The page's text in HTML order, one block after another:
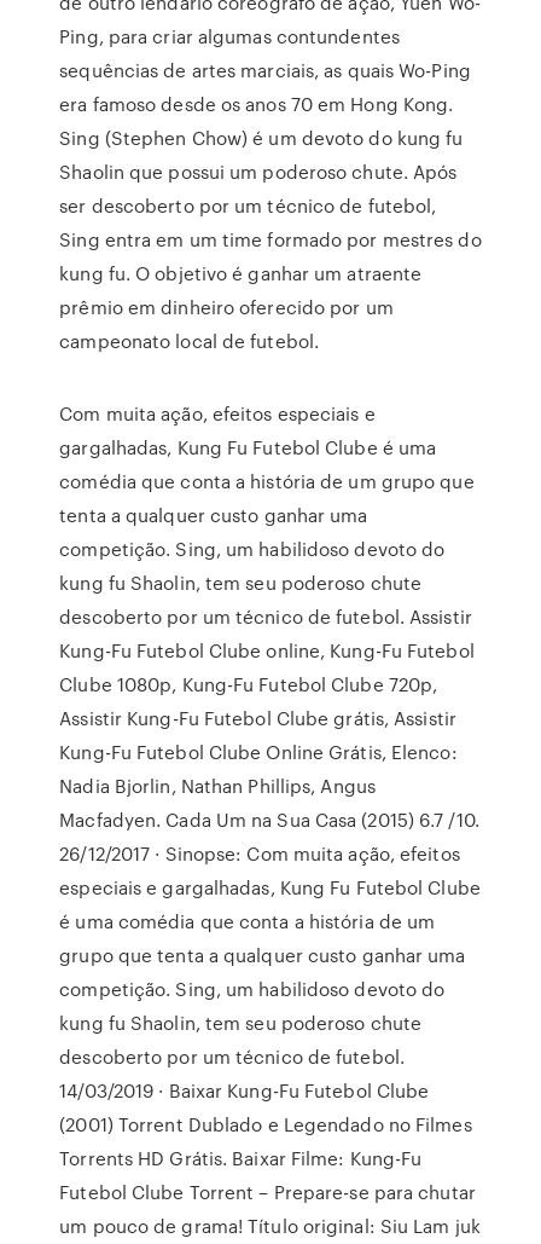
Ping, para criar algumas contundentes
sequências de artes marciais, as quais Wo-Ping
era famoso desde os anos 70 em Hong Kong.
Sing (Stephen Chow) é um devoto do kung fu
Shaolin que possui um poderoso chute. Após
ser descoberto por um técnico de futebol,
Sing entra em um time formado por mestres do
kung fu. O objetivo é ganhar um atraente
prêmio em dinheiro oferecido por um
campeonato local de futebol.
Com muita ação, efeitos especiais e
gargalhadas, Kung Fu Futebol Clube é uma
comédia que conta a história de um grupo que
tenta a qualquer custo ganhar uma
competição. Sing, um habilidoso devoto do
kung fu Shaolin, tem seu poderoso chute
descoberto por um técnico de futebol. Assistir
Kung-Fu Futebol Clube online, Kung-Fu Futebol
Clube 1080p, Kung-Fu Futebol Clube 720p,
Assistir Kung-Fu Futebol Clube grátis, Assistir
Kung-Fu Futebol Clube Online Grátis, Elenco:
Nadia Bjorlin, Nathan Phillips, Angus
Macfadyen. Cada Um na Sua Casa (2015) 6.7 /10.
26/12/2017 · Sinopse: Com muita ação, efeitos
especiais e gargalhadas, Kung Fu Futebol Clube
é uma comédia que conta a história de um
grupo que tenta a qualquer custo ganhar uma
competição. Sing, um habilidoso devoto do
kung fu Shaolin, tem seu poderoso chute
descoberto por um técnico de futebol.
14/03/2019 · Baixar Kung-Fu Futebol Clube
(2001) Torrent Dublado e Legendado no Filmes
Torrents HD Grátis. Baixar Filme: Kung-Fu
Futebol Clube Torrent – Prepare-se para chutar
um pouco de grama! Título original: Siu Lam juk